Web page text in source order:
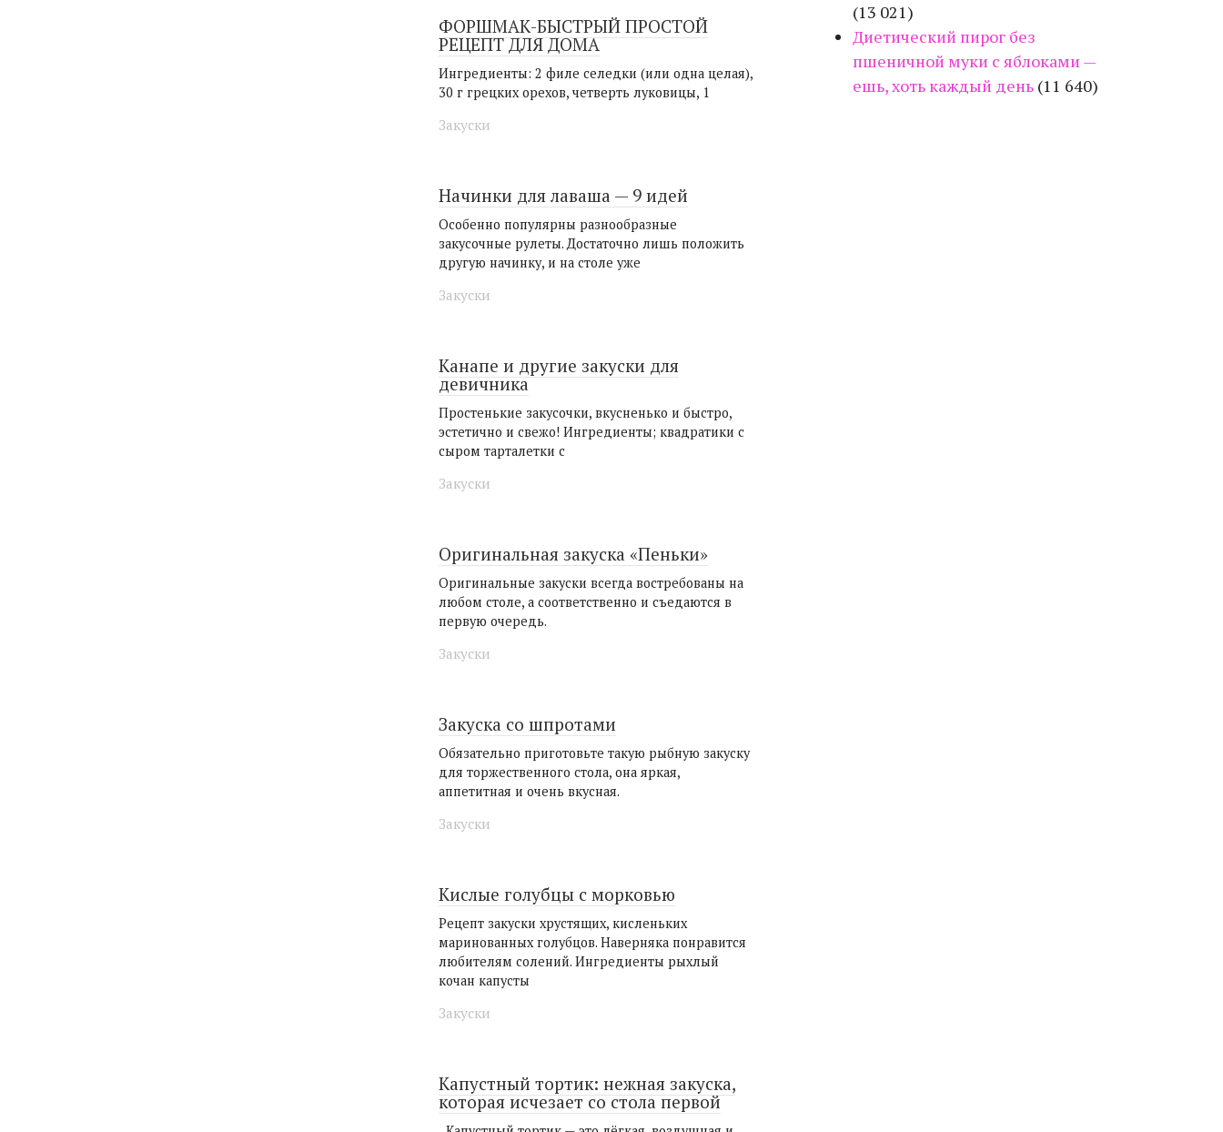
ФОРШМАК-БЫСТРЫЙ ПРОСТОЙ
РЕЦЕПТ ДЛЯ ДОМА
Ингредиенты: 2 филе селедки (или одна целая),
30 г грецких орехов, четверть луковицы, 1
Закуски
Начинки для лаваша — 9 идей
Особенно популярны разнообразные
закусочные рулеты. Достаточно лишь положить
другую начинку, и на столе уже
Закуски
Канапе и другие закуски для
девичника
Простенькие закусочки, вкусненько и быстро,
эстетично и свежо! Ингредиенты; квадратики с
сыром тарталетки с
Закуски
Оригинальная закуска «Пеньки»
Оригинальные закуски всегда востребованы на
любом столе, а соответственно и съедаются в
первую очередь.
Закуски
Закуска со шпротами
Обязательно приготовьте такую рыбную закуску
для торжественного стола, она яркая,
аппетитная и очень вкусная.
Закуски
Кислые голубцы с морковью
Рецепт закуски хрустящих, кисленьких
маринованных голубцов. Наверняка понравится
любителям солений. Ингредиенты рыхлый
кочан капусты
Закуски
Капустный тортик: нежная закуска,
которая исчезает со стола первой
(13 021)
Диетический пирог без
пшеничной муки с яблоками —
ешь, хоть каждый день (11 640)